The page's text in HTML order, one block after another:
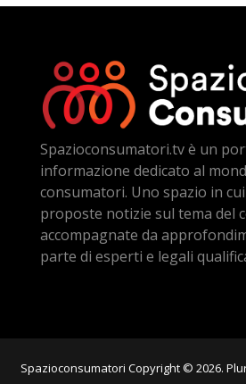
Spazioconsumatori.tv è un
informazione dedicato al
consumatori. Uno spazio in
proposte notizie sul tema del
accompagnate da
parte di esperti e legali
Spazioconsumatori Copyright © 2026.